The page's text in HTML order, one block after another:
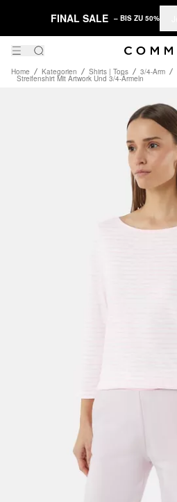
FINAL SALE – BIS ZU 50%
Home Kategorien Shirts | Tops 3/4-Arm
Streifenshirt Mit Artwork Und 3/4-Ärmeln